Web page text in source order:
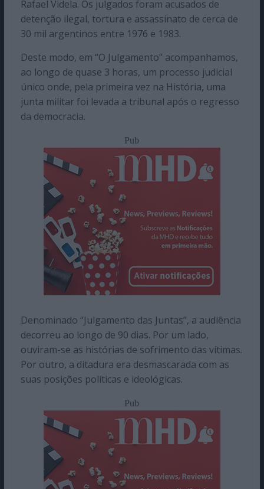
Rafael Videla. Os julgados foram acusados de
detenção ilegal, tortura e assassinato de cerca de
30 mil argentinos entre 1976 e 1983.
Deste modo, em “O Julgamento” acompanhamos,
ao longo de quase 3 horas, um processo judicial
único onde, pela primeira vez na História, uma
junta militar foi levada a tribunal após o regresso
da democracia.
Pub
Denominado “Julgamento das Juntas”, a audiência
decorreu ao longo de 90 dias. Por um lado,
ouviram-se as histórias de sofrimento das vítimas.
Por outro, a ditadura era desmascarada com as
suas posições políticas e ideológicas.
Pub